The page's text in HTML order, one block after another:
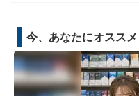
今、あなたにオススメ